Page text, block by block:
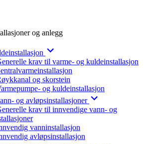
og anlegg
krav til varme- og kuldeinstallasjon
og skorstein
og kuldeinstallasjon
og avløpsinstallasjoner
krav til innvendige vann- og
vanninstallasjon
avløpsinstallasjon